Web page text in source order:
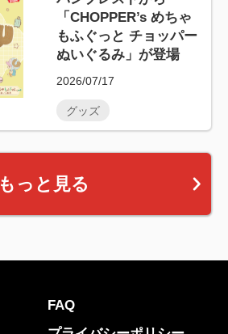
「CHOPPER’s めちゃ
もふぐっと チョッパー
ぬいぐるみ」が登場
2026/07/17
グッズ
もっと見る
FAQ